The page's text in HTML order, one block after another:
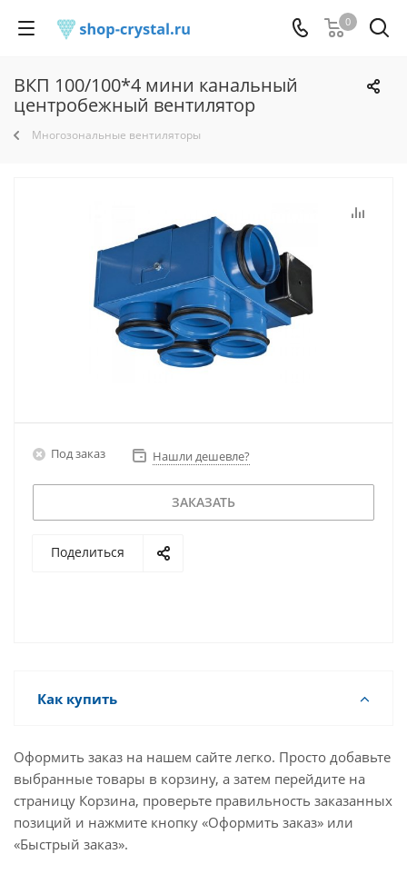
0
ВКП 100/100*4 мини канальный
центробежный вентилятор
Многозональные вентиляторы
Под заказ Нашли дешевле?
ЗАКАЗАТЬ
Поделиться
Как купить
Оформить заказ на нашем сайте легко. Просто добавьте
выбранные товары в корзину, а затем перейдите на
страницу Корзина, проверьте правильность заказанных
позиций и нажмите кнопку «Оформить заказ» или
«Быстрый заказ».